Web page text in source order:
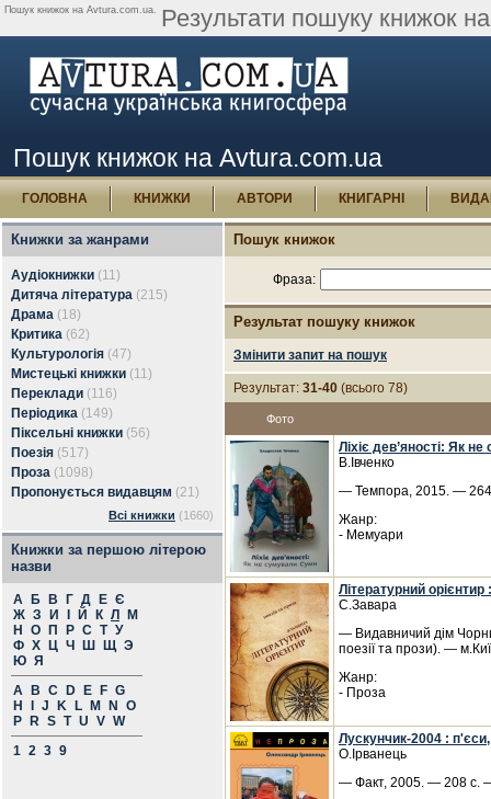
Пошук книжок на Avtura.com.ua. Результати пошуку книжок
Пошук книжок на Avtura.com.ua
ГОЛОВНА КНИЖКИ АВТОРИ КНИГАРНІ
Книжки за жанрами
Аудіокнижки (11)
Дитяча література (215)
Драма (18)
Критика (62)
Культурологія (47)
Мистецькі книжки (11)
Переклади (116)
Періодика (149)
Піксельні книжки (56)
Поезія (517)
Проза (1098)
Пропонується видавцям (21)
Всі книжки (1660)
Книжки за першою літерою
назви
А Б В Г Д Е Є
Ж З И Й К Л
М
Н
О П Р С Т У
Ф Х Ц Ч Ш Щ Э
Ю Я
A
B C D E F G
H
J K L M N
O
P
R S T U V W
1 2 3 9
Пошук книжок
Фраза:
Результат пошуку книжок
Змінити запит на пошук
Результат: 31-40 (всього 78)
Фото
Ліхіє дев’яності: Як
В.Івченко
— Темпора, 2015. —
Жанр:
- Мемуари
Літературний орієнтир
С.Завара
— Видавничий дім
поезії та прози). —
Жанр:
- Проза
Лускунчик-2004 : п'єси,
О.Ірванець
— Факт, 2005. — 208 с.